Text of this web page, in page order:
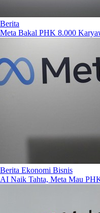
Berita
Meta Bakal PHK 8.000
Berita Ekonomi Bisnis
AI Naik Tahta, Meta Mau